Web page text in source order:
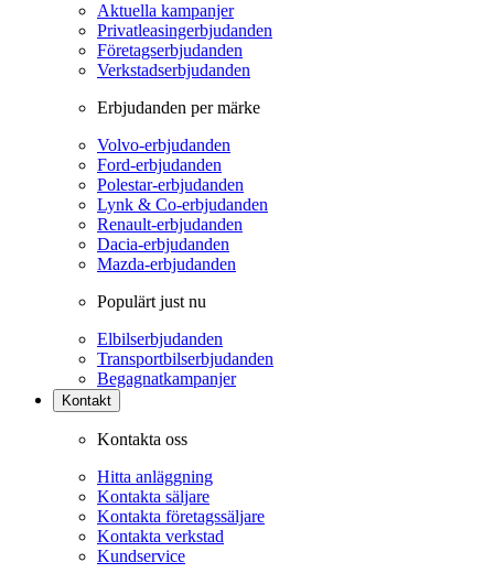
Aktuella kampanjer
Privatleasingerbjudanden
Företagserbjudanden
Verkstadserbjudanden
Erbjudanden per märke
Volvo-erbjudanden
Ford-erbjudanden
Polestar-erbjudanden
Lynk & Co-erbjudanden
Renault-erbjudanden
Dacia-erbjudanden
Mazda-erbjudanden
Populärt just nu
Elbilserbjudanden
Transportbilserbjudanden
Begagnatkampanjer
Kontakt
Kontakta oss
Hitta anläggning
Kontakta säljare
Kontakta företagssäljare
Kontakta verkstad
Kundservice